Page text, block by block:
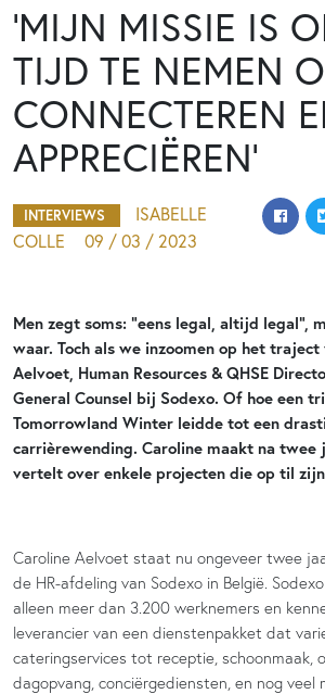
‘MIJN MISSIE IS
TIJD TE NEMEN
CONNECTEREN
APPRECIËREN’
INTERVIEWS
ISABELLE
COLLE
09 / 03 / 2023
Men zegt soms: “eens legal, altijd legal”,
waar. Toch als we inzoomen op het traject
Aelvoet, Human Resources & QHSE
General Counsel bij Sodexo. Of hoe een
Tomorrowland Winter leidde tot een
carrièrewending. Caroline maakt na twee
vertelt over enkele projecten die op til
Caroline Aelvoet staat nu ongeveer twee
de HR-afdeling van Sodexo in België.
alleen meer dan 3.200 werknemers en
leverancier van een dienstenpakket dat
cateringservices tot receptie, schoonmaak,
dagopvang, conciërgediensten, en nog veel